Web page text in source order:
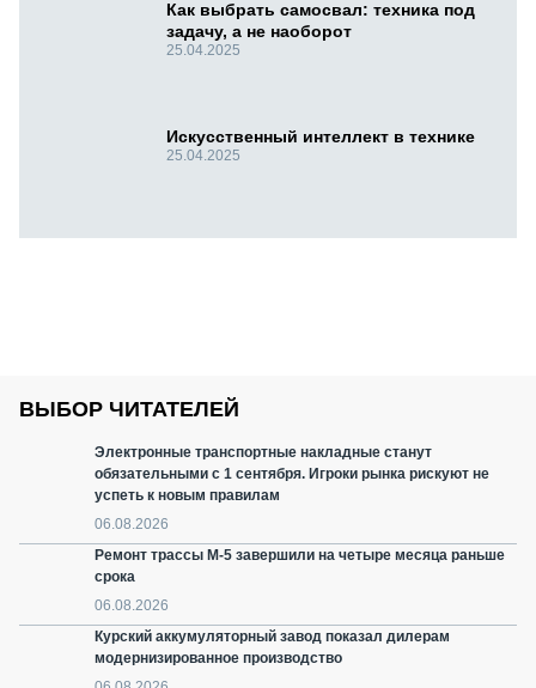
Как выбрать самосвал: техника под
задачу, а не наоборот
25.04.2025
Искусственный интеллект в технике
25.04.2025
ВЫБОР ЧИТАТЕЛЕЙ
Электронные транспортные накладные станут
обязательными с 1 сентября. Игроки рынка рискуют не
успеть к новым правилам
06.08.2026
Ремонт трассы М-5 завершили на четыре месяца раньше
срока
06.08.2026
Курский аккумуляторный завод показал дилерам
модернизированное производство